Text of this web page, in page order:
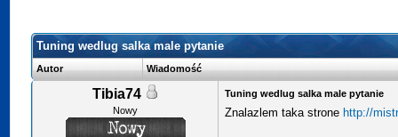
Tuning wedlug salka male pytanie
Autor Wiadomość
Tibia74
Nowy
Tuning wedlug salka male pytanie
Znalazlem taka strone http://